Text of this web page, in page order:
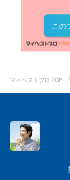
この
マイベストプロ TOP